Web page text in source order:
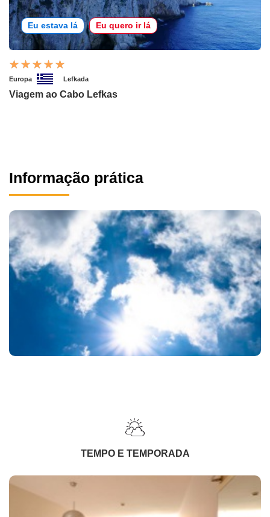
Eu estava lá Eu quero ir lá
Europa Lefkada
Viagem ao Cabo Lefkas
Informação prática
TEMPO E TEMPORADA